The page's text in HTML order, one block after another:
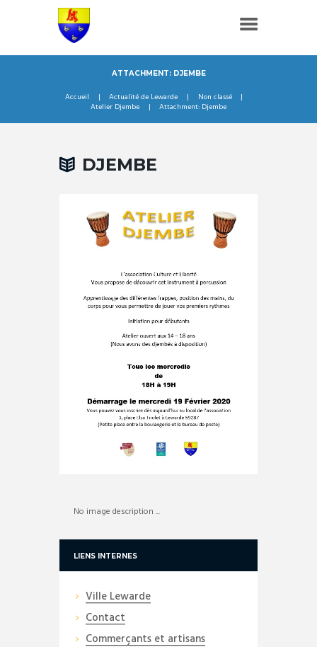
ATTACHMENT: DJEMBE
Accueil Actualité de Lewarde
Non classé
Atelier Djembe
Attachment: Djembe
DJEMBE
No image description ...
LIENS INTERNES
Ville Lewarde
Contact
Commerçants et artisans